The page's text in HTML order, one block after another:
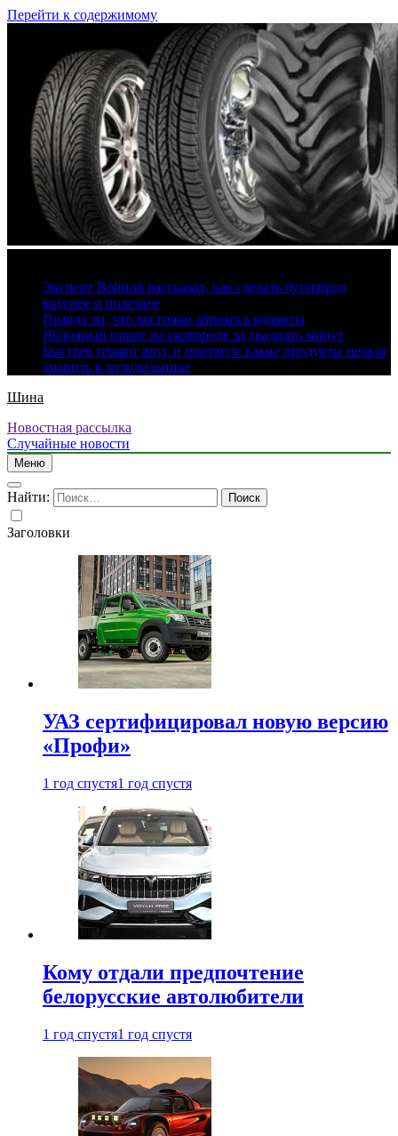
Перейти к содержимому
Эксперт Войнов рассказал, как сделать бутерброд
вкуснее и полезнее
Правда ли, что косточки абрикоса ядовиты
Яблочный пирог на сковороде за двадцать минут
Быстрее теряют вкус и портятся: какие продукты нельзя
хранить в холодильнике
Шина
Новостная рассылка
Случайные новости
Меню
Найти:
Заголовки
УАЗ сертифицировал новую версию
«Профи»
1 год спустя1 год спустя
Кому отдали предпочтение
белорусские автолюбители
1 год спустя1 год спустя